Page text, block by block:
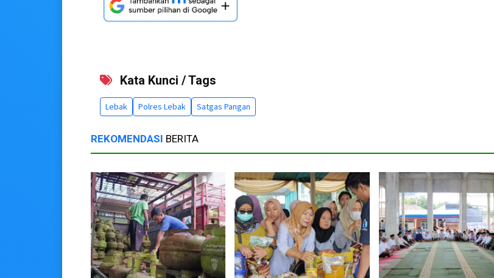
Kata Kunci / Tags
Lebak Polres Lebak Satgas Pangan
REKOMENDASI BERITA